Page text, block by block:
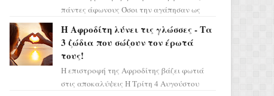
πάντες άφωνους Όσοι την αγάπησαν ως
πρέπει τώρα να προετοιμαστο...
Η Αφροδίτη λύνει τις γλώσσες - Τα
3 ζώδια που σώζουν τον έρωτά
τους!
Η επιστροφή της Αφροδίτης βάζει φωτιά
στις αποκαλύψεις Η Τρίτη 4 Αυγούστου